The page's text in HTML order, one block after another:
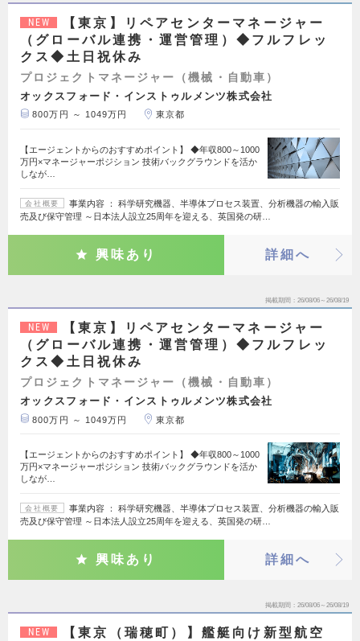
NEW
【東京】リペアセンターマネージャー
（グローバル連携・運営管理）◆フルフレッ
クス◆土日祝休み
プロジェクトマネージャー（機械・自動車）
オックスフォード・インストゥルメンツ株式会社
800万円 ～ 1049万円 東京都
【エージェントからのおすすめポイント】 ◆年収800～1000
万円×マネージャーポジション 技術バックグラウンドを活か
しなが…
会社概要
事業内容 ： 科学研究機器、半導体プロセス装置、分析機器の輸入販
売及び保守管理 ～日本法人設立25周年を迎える、英国発の研…
興味あり 詳細へ
掲載期間 26/08/06～26/08/19
NEW
【東京】リペアセンターマネージャー
（グローバル連携・運営管理）◆フルフレッ
クス◆土日祝休み
プロジェクトマネージャー（機械・自動車）
オックスフォード・インストゥルメンツ株式会社
800万円 ～ 1049万円 東京都
【エージェントからのおすすめポイント】 ◆年収800～1000
万円×マネージャーポジション 技術バックグラウンドを活か
しなが…
会社概要
事業内容 ： 科学研究機器、半導体プロセス装置、分析機器の輸入販
売及び保守管理 ～日本法人設立25周年を迎える、英国発の研…
興味あり 詳細へ
掲載期間 26/08/06～26/08/19
NEW
【東京（瑞穂町）】艦艇向け新型航空